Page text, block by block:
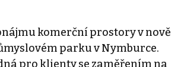
komerční prostory v nově
parku v Nymburce.
pro klienty se zaměřením na